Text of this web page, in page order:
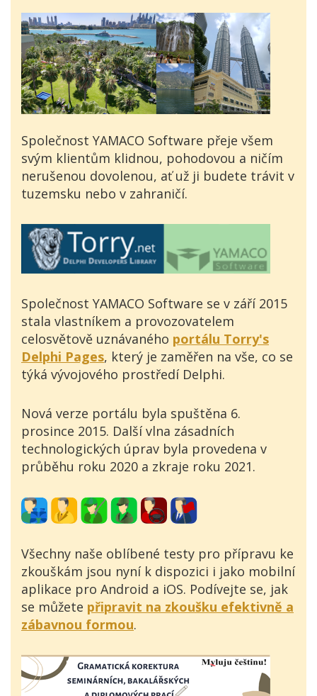
Společnost YAMACO Software přeje všem
svým klientům klidnou, pohodovou a ničím
nerušenou dovolenou, ať už ji budete trávit v
tuzemsku nebo v zahraničí.
Společnost YAMACO Software se v září 2015
stala vlastníkem a provozovatelem
celosvětově uznávaného portálu Torry's
Delphi Pages, který je zaměřen na vše, co se
týká vývojového prostředí Delphi.
Nová verze portálu byla spuštěna 6.
prosince 2015. Další vlna zásadních
technologických úprav byla provedena v
průběhu roku 2020 a zkraje roku 2021.
Všechny naše oblíbené testy pro přípravu ke
zkouškám jsou nyní k dispozici i jako mobilní
aplikace pro Android a iOS. Podívejte se, jak
se můžete připravit na zkoušku efektivně a
zábavnou formou.